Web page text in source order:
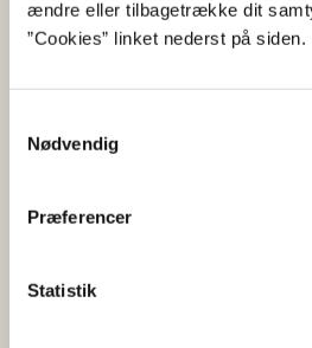
ændre eller tilbagetrække dit
”Cookies” linket nederst på siden.
Nødvendig
Præferencer
Statistik
Fødevarestyrelsen er en
Erhvervsministeriet. Styrelsen
officielle Kostråd og
fra cafeer, restauranter og
Kontakt
Stationsparken 31-33